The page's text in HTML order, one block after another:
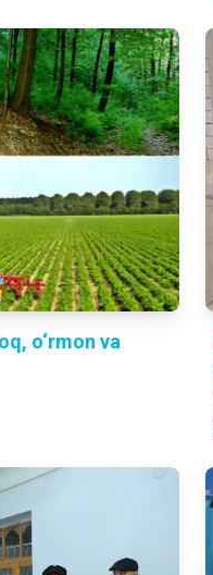
o‘rmon va